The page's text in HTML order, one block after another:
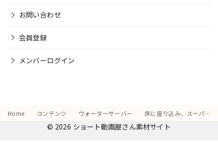
お問い合わせ
会員登録
メンバーログイン
Home コンテンツ ウォーターサーバー 床に座り込み、スーパーの水のボトルを並べて「これを買い続けるのは大変」とため息をつく表情
© 2026 ショート動画屋さん素材サイト